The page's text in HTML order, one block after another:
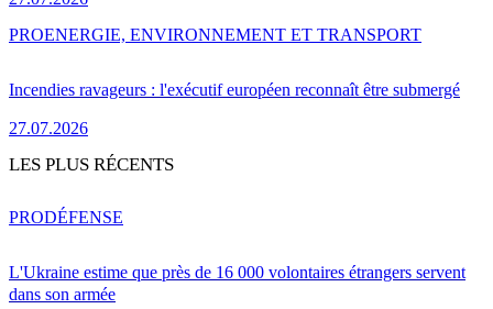
Incendies ravageurs : l'exécutif européen reconnaît être submergé
27.07.2026
PROENERGIE, ENVIRONNEMENT ET TRANSPORT
LES PLUS RÉCENTS
L'Ukraine estime que près de 16 000 volontaires étrangers servent
dans son armée
PRODÉFENSE